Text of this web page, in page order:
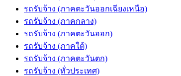
รถรับจ้าง (ภาคตะวันออกเฉียงเหนือ)
รถรับจ้าง (ภาคกลาง)
รถรับจ้าง (ภาคตะวันออก)
รถรับจ้าง (ภาคใต้)
รถรับจ้าง (ภาคตะวันตก)
รถรับจ้าง (ทั่วประเทศ)